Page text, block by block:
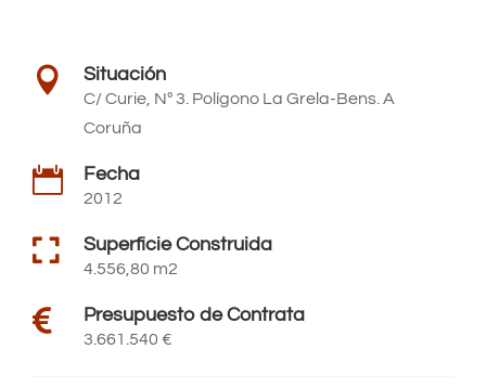
 Situación
C/ Curie, Nº 3. Polígono La Grela-Bens. A
Coruña
 Fecha
2012
 Superficie Construida
4.556,80 m2
 Presupuesto de Contrata
3.661.540 €